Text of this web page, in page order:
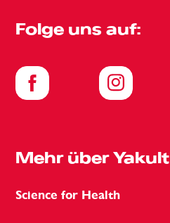
Folge uns auf:
Mehr über Yakult
Science for Health